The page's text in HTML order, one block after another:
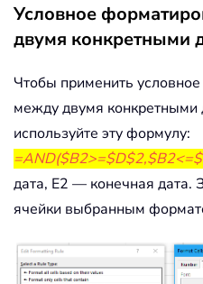
Условное
двумя конкретными
Чтобы применить
между двумя конкретными
используйте эту формулу:
дата, E2 — конечная дата.
ячейки выбранным